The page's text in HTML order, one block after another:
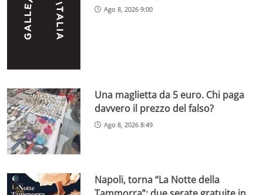
Ago 8, 2026 9:00
Una maglietta da 5 euro. Chi paga
davvero il prezzo del falso?
Ago 8, 2026 8:49
Napoli, torna “La Notte della